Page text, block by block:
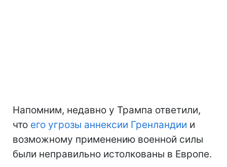
Напомним, недавно у Трампа ответили,
что его угрозы аннексии Гренландии и
возможному применению военной силы
были неправильно истолкованы в Европе.